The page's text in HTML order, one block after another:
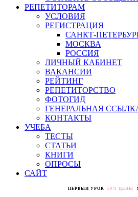
РЕПЕТИТОРАМ
УСЛОВИЯ
РЕГИСТРАЦИЯ
САНКТ-
МОСКВА
РОССИЯ
ЛИЧНЫЙ КАБИНЕТ
ВАКАНСИИ
РЕЙТИНГ
РЕПЕТИТОРСТВО
ФОТОГИД
ГЕНЕРАЛЬНАЯ
КОНТАКТЫ
УЧЕБА
ТЕСТЫ
СТАТЬИ
КНИГИ
ОПРОСЫ
САЙТ
ПЕРВЫЙ УРОК 50% ЦЕНЫ